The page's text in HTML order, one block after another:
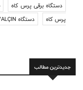
دستگاه برقی پرس کاه
پرس کاه
دستگاه YALÇIN
جدیدترین مطالب